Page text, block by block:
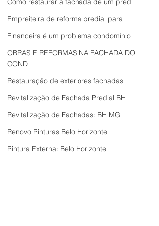
Como restaurar a fachada de um préd
Empreiteira de reforma predial para
Financeira é um problema condomínio
OBRAS E REFORMAS NA FACHADA DO
COND
Restauração de exteriores fachadas
Revitalização de Fachada Predial BH
Revitalização de Fachadas: BH MG
Renovo Pinturas Belo Horizonte
Pintura Externa: Belo Horizonte